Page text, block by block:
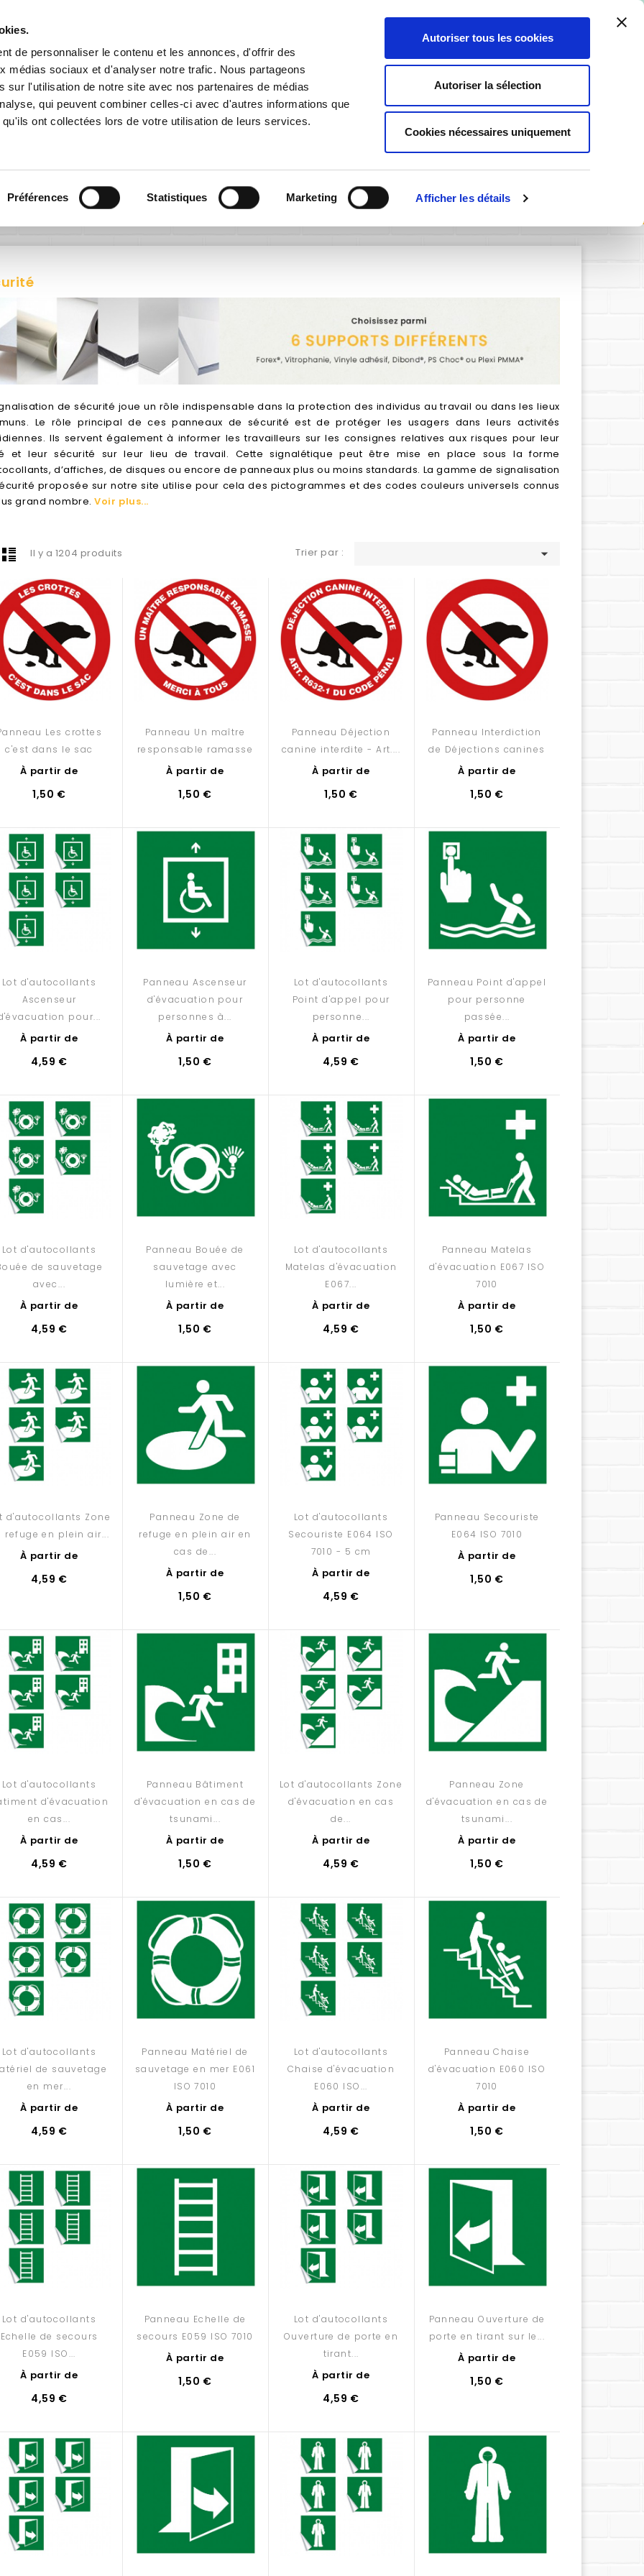
de personnaliser le contenu et les annonces, d'offrir des
médias sociaux et d'analyser notre trafic. Nous partageons
sur l'utilisation de notre site avec nos partenaires de médias
qui peuvent combiner celles-ci avec d'autres informations que
ont collectées lors de votre utilisation de leurs services.
Préférences Statistiques Marketing Afficher les détails
Autoriser tous les cookies
Autoriser la sélection
Cookies nécessaires uniquement
SIGNALÉTIQUE PERSONNALISABLE
Accueil Signalétique intérieure Sécurité
de sécurité joue un rôle indispensable dans la protection des individus au travail ou dans les lieux
Le rôle principal de ces panneaux de sécurité est de protéger les usagers dans leurs activités
Ils servent également à informer les travailleurs sur les consignes relatives aux risques pour leur
et leur sécurité sur leur lieu de travail. Cette signalétique peut être mise en place sous la forme
d’affiches, de disques ou encore de panneaux plus ou moins standards. La gamme de signalisation
proposée sur notre site utilise pour cela des pictogrammes et des codes couleurs universels connus
grand nombre. Voir plus...
Il y a 1204 produits Trier par : 
Les crottes
c'est dans le sac
À partir de
1,50 €
Panneau Un maître
responsable ramasse
À partir de
1,50 €
Panneau Déjection
canine interdite - Art....
À partir de
1,50 €
Panneau Interdiction
de Déjections canines
À partir de
1,50 €
Lot d'autocollants
Ascenseur
pour...
À partir de
4,59 €
Panneau Ascenseur
d'évacuation pour
personnes à...
À partir de
1,50 €
Lot d'autocollants
Point d'appel pour
personne...
À partir de
4,59 €
Panneau Point d'appel
pour personne
passée...
À partir de
1,50 €
Lot d'autocollants
de sauvetage
avec...
À partir de
4,59 €
Panneau Bouée de
sauvetage avec
lumière et...
À partir de
1,50 €
Lot d'autocollants
Matelas d'évacuation
E067...
À partir de
4,59 €
Panneau Matelas
d'évacuation E067 ISO
7010
À partir de
1,50 €
d'autocollants Zone
refuge en plein air...
À partir de
4,59 €
Panneau Zone de
refuge en plein air en
cas de...
À partir de
1,50 €
Lot d'autocollants
Secouriste E064 ISO
7010 - 5 cm
À partir de
4,59 €
Panneau Secouriste
E064 ISO 7010
À partir de
1,50 €
Lot d'autocollants
d'évacuation
en cas...
À partir de
4,59 €
Panneau Bâtiment
d'évacuation en cas de
tsunami...
À partir de
1,50 €
Lot d'autocollants Zone
d'évacuation en cas
de...
À partir de
4,59 €
Panneau Zone
d'évacuation en cas de
tsunami...
À partir de
1,50 €
Lot d'autocollants
de sauvetage
en mer...
À partir de
4,59 €
Panneau Matériel de
sauvetage en mer E061
ISO 7010
À partir de
1,50 €
Lot d'autocollants
Chaise d'évacuation
E060 ISO...
À partir de
4,59 €
Panneau Chaise
d'évacuation E060 ISO
7010
À partir de
1,50 €
Lot d'autocollants
Echelle de secours
E059 ISO...
À partir de
4,59 €
Panneau Echelle de
secours E059 ISO 7010
À partir de
1,50 €
Lot d'autocollants
Ouverture de porte en
tirant...
À partir de
4,59 €
Panneau Ouverture de
porte en tirant sur le...
À partir de
1,50 €